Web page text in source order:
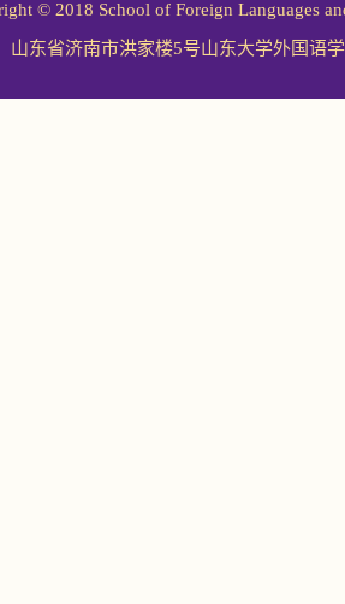
© 2018 School of Foreign Languages
山东省济南市洪家楼5号山东大学外国语